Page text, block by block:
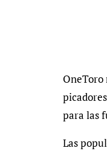
para las
Las